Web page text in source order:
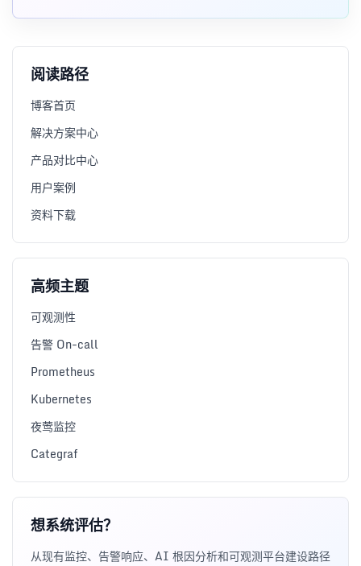
阅读路径
博客首页
解决方案中心
产品对比中心
用户案例
资料下载
高频主题
可观测性
告警 On-call
Prometheus
Kubernetes
夜莺监控
Categraf
想系统评估？
从现有监控、告警响应、AI 根因分析和可观测平台建设路径